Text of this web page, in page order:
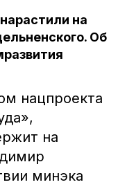
на
Об
нацпроекта
на
минэка